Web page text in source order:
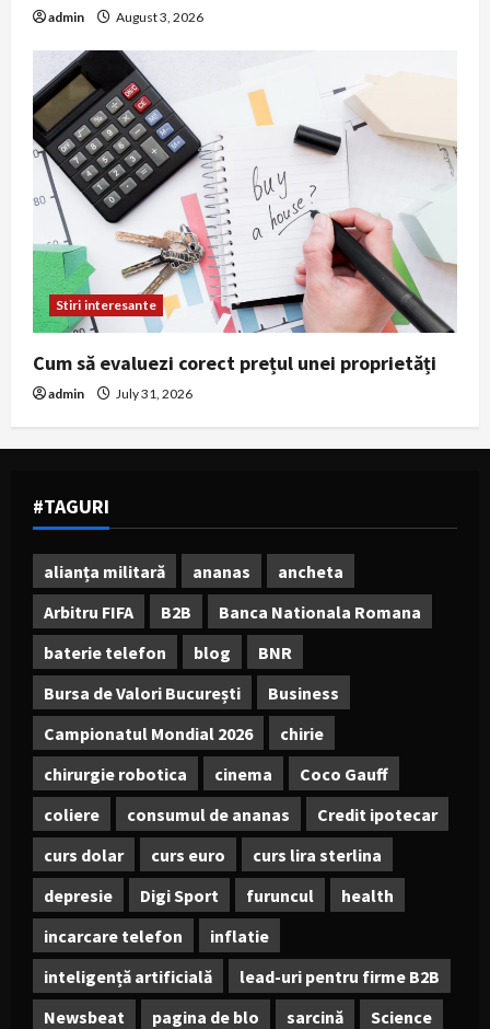
admin August 3, 2026
Stiri interesante
Cum să evaluezi corect prețul unei proprietăți
admin July 31, 2026
#TAGURI
alianța militară ananas
ancheta
Arbitru FIFA
B2B
Banca Nationala Romana
baterie telefon
blog
BNR
Bursa de Valori București
Business
Campionatul Mondial 2026
chirie
chirurgie robotica
cinema
Coco Gauff
coliere
consumul de ananas
Credit ipotecar
curs dolar
curs euro
curs lira sterlina
depresie
Digi Sport furuncul
health
incarcare telefon
inflatie
inteligență artificială
lead-uri pentru firme B2B
Newsbeat
pagina de blo sarcină
Science